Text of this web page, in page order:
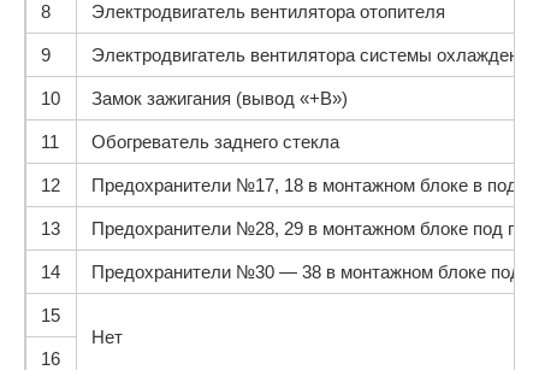
8 Электродвигатель вентилятора отопителя
9 Электродвигатель вентилятора системы охлаждения
10 Замок зажигания (вывод «+В»)
11 Обогреватель заднего стекла
12 Предохранители №17, 18 в монтажном блоке в
13 Предохранители №28, 29 в монтажном блоке под
14 Предохранители №30 — 38 в монтажном блоке под
15
Нет
16